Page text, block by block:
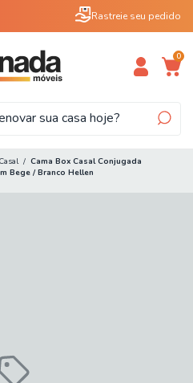
Rastreie seu pedido
0
/ Cama Box Casal Conjugada
Bege / Branco Hellen